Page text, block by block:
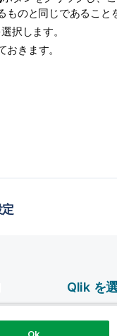
ものと同じであること
択します。
きます。
Qlik を
Qlik を選
信頼性と